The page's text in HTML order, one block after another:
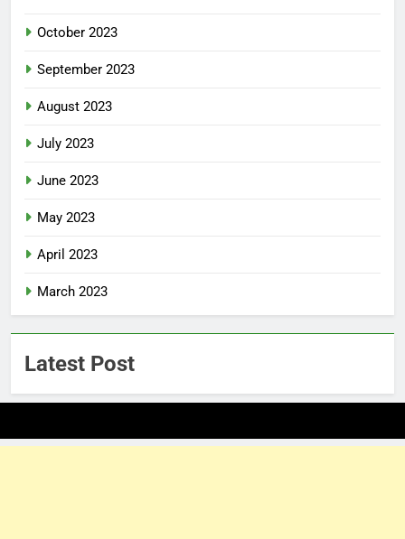
October 2023
September 2023
August 2023
July 2023
June 2023
May 2023
April 2023
March 2023
Latest Post